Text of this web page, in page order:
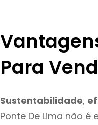
Para
Sustentabilidade,
Ponte De Lima não